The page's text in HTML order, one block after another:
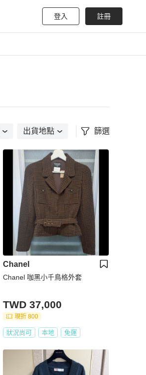
登入 註冊
出貨地點 篩選
Chanel
Chanel 咖黑小千鳥格外套
TWD 37,000
現折 800
狀況尚可 本地 免運